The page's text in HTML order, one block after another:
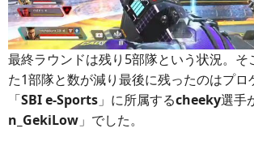
最終ラウンドは残り5部隊という状況。そ
た1部隊と数が減り最後に残ったのはプロ
「SBI e-Sports 」に所属するcheeky選手
n_GekiLow 」でした。